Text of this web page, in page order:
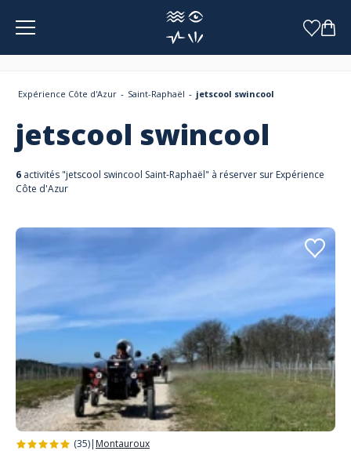
Panneau de gestion des cookies
Expérience Côte d'Azur Saint-Raphaël jetscool swincool
jetscool swincool
6 activités "jetscool swincool Saint-Raphaël" à réserver sur Expérience
Côte d'Azur
(35)| Montauroux